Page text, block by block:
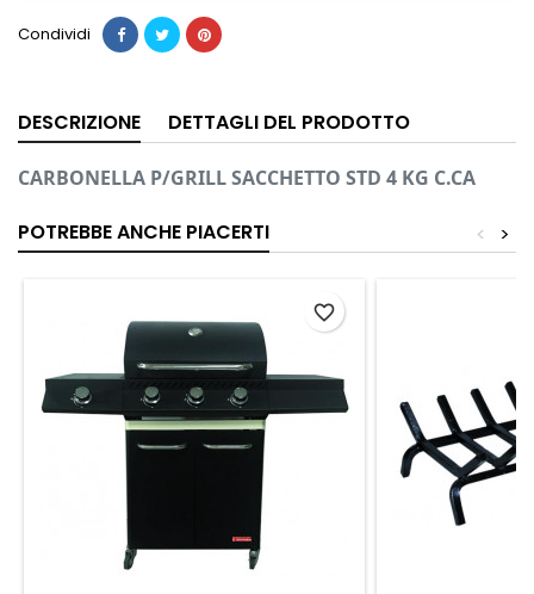
Condividi
DESCRIZIONE DETTAGLI DEL PRODOTTO
CARBONELLA P/GRILL SACCHETTO STD 4 KG C.CA
POTREBBE ANCHE PIACERTI >
<
favorite_border